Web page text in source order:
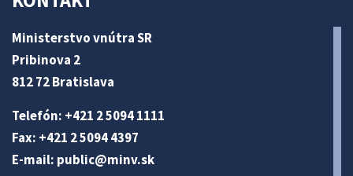
Ministerstvo vnútra SR
Pribinova 2
812 72 Bratislava
Telefón: +421 2 5094 1111
Fax: +421 2 5094 4397
E-mail: public@minv.sk